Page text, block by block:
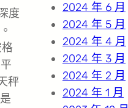
度
秤
2024 年 6 月
2024 年 5 月
2024 年 4 月
2024 年 3 月
2024 年 2 月
2024 年 1 月